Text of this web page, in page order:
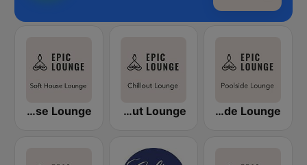
Epic-Lounge - Poolside Lounge
Epic-Lounge - Chillout Lounge
Epic-Lounge - Soft House Lounge